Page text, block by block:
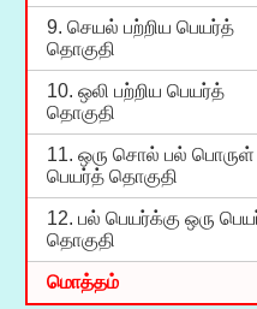
9. செயல் பற்றிய பெயர்த்
தொகுதி
10. ஒலி பற்றிய பெயர்த்
தொகுதி
11. ஒரு சொல் பல் பொருள்
பெயர்த் தொகுதி
12. பல் பெயர்க்கு ஒரு
தொகுதி
மொத்தம்